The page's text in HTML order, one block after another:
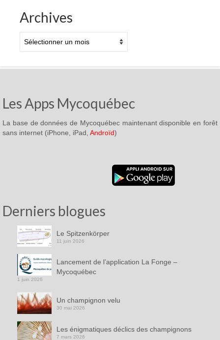
Archives
Les Apps Mycoquébec
La base de données de Mycoquébec maintenant disponible en forêt
sans internet (iPhone, iPad, Androïd)
Derniers blogues
Le Spitzenkörper
11 juin 2026
Lancement de l’application La Fonge –
Mycoquébec
1 juin 2026
Un champignon velu
30 mai 2026
Les énigmatiques déclics des champignons
7 mars 2026